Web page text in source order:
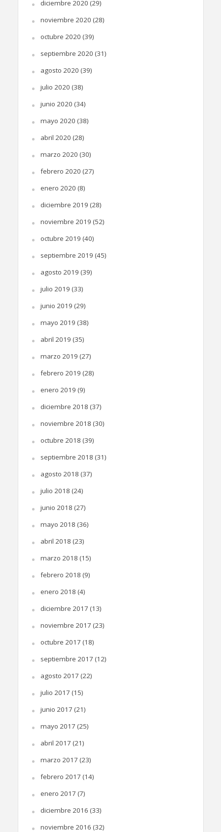
diciembre 2020 (29)
noviembre 2020 (28)
octubre 2020 (39)
septiembre 2020 (31)
agosto 2020 (39)
julio 2020 (38)
junio 2020 (34)
mayo 2020 (38)
abril 2020 (28)
marzo 2020 (30)
febrero 2020 (27)
enero 2020 (8)
diciembre 2019 (28)
noviembre 2019 (52)
octubre 2019 (40)
septiembre 2019 (45)
agosto 2019 (39)
julio 2019 (33)
junio 2019 (29)
mayo 2019 (38)
abril 2019 (35)
marzo 2019 (27)
febrero 2019 (28)
enero 2019 (9)
diciembre 2018 (37)
noviembre 2018 (30)
octubre 2018 (39)
septiembre 2018 (31)
agosto 2018 (37)
julio 2018 (24)
junio 2018 (27)
mayo 2018 (36)
abril 2018 (23)
marzo 2018 (15)
febrero 2018 (9)
enero 2018 (4)
diciembre 2017 (13)
noviembre 2017 (23)
octubre 2017 (18)
septiembre 2017 (12)
agosto 2017 (22)
julio 2017 (15)
junio 2017 (21)
mayo 2017 (25)
abril 2017 (21)
marzo 2017 (23)
febrero 2017 (14)
enero 2017 (7)
diciembre 2016 (33)
noviembre 2016 (32)